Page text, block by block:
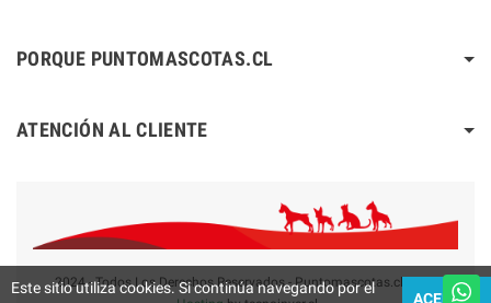
PORQUE PUNTOMASCOTAS.CL
ATENCIÓN AL CLIENTE
2024 - Todos Los Derechos Reservados - Puntomascotas.cl V2.0
Este sitio utiliza cookies. Si continúa navegando por el
ACEPTAR